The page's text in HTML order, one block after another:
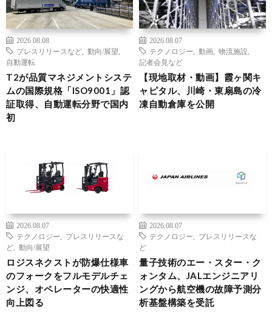
2026.08.08
プレスリリースなど
動向/展望
自動運転
T2が品質マネジメントシステ
ムの国際規格「ISO9001」認
証取得、自動運転分野で国内
初
2026.08.07
テクノロジー
動画 物流施設
記者会見など
【現地取材・動画】霞ヶ関キ
ャピタル、川崎・東扇島の冷
凍自動倉庫を公開
2026.08.07
テクノロジー
プレスリリースな
ど
動向/展望
ロジスネクストが防爆仕様車
のフォークをフルモデルチェ
ンジ、オペレーターの快適性
向上図る
2026.08.07
テクノロジー
プレスリリースな
ど
量子技術のエー・スター・ク
ォンタム、JALエンジニアリ
ングから航空機の故障予測分
析基盤構築を受託